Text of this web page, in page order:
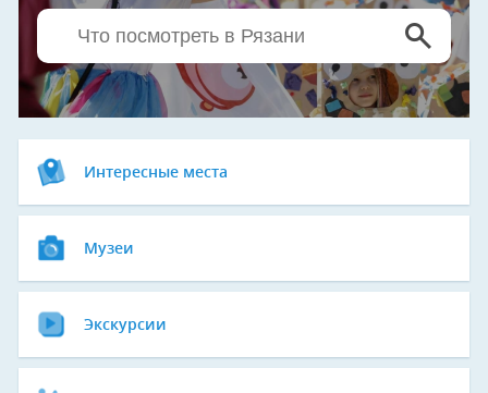
Интересные места
Музеи
Экскурсии